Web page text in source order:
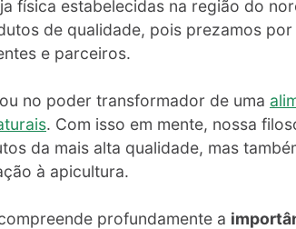
física estabelecidas na região do
de qualidade, pois prezamos
e parceiros.
no poder transformador de uma
. Com isso em mente, nossa
da mais alta qualidade, mas
à apicultura.
profundamente a